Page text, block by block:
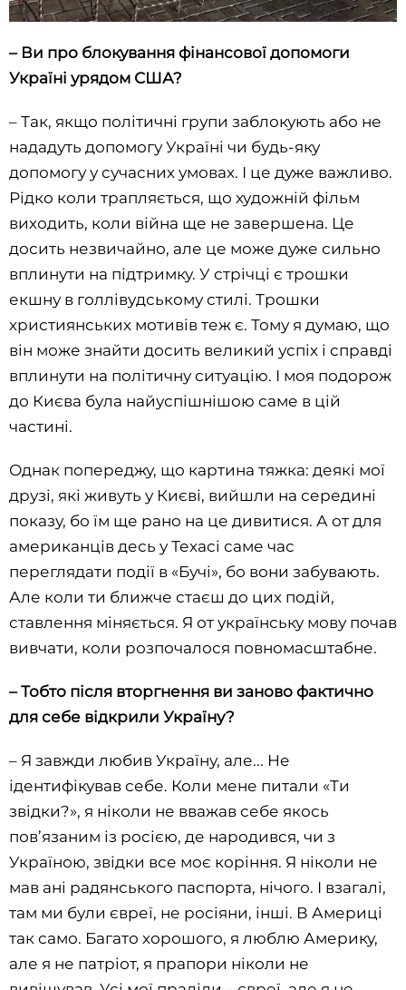
– Ви про блокування фінансової допомоги
Україні урядом США?
– Так, якщо політичні групи заблокують або не
нададуть допомогу Україні чи будь-яку
допомогу у сучасних умовах. І це дуже важливо.
Рідко коли трапляється, що художній фільм
виходить, коли війна ще не завершена. Це
досить незвичайно, але це може дуже сильно
вплинути на підтримку. У стрічці є трошки
екшну в голлівудському стилі. Трошки
християнських мотивів теж є. Тому я думаю, що
він може знайти досить великий успіх і справді
вплинути на політичну ситуацію. І моя подорож
до Києва була найуспішнішою саме в цій
частині.
Однак попереджу, що картина тяжка: деякі мої
друзі, які живуть у Києві, вийшли на середині
показу, бо їм ще рано на це дивитися. А от для
американців десь у Техасі саме час
переглядати події в «Бучі», бо вони забувають.
Але коли ти ближче стаєш до цих подій,
ставлення міняється. Я от українську мову почав
вивчати, коли розпочалося повномасштабне.
– Тобто після вторгнення ви заново фактично
для себе відкрили Україну?
– Я завжди любив Україну, але... Не
ідентифікував себе. Коли мене питали «Ти
звідки?», я ніколи не вважав себе якось
пов’язаним із росією, де народився, чи з
Україною, звідки все моє коріння. Я ніколи не
мав ані радянського паспорта, нічого. І взагалі,
там ми були євреї, не росіяни, інші. В Америці
так само. Багато хорошого, я люблю Америку,
але я не патріот, я прапори ніколи не